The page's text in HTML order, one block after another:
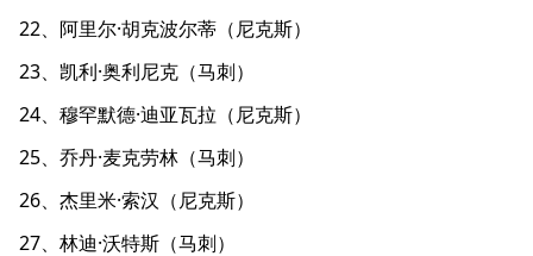
22、阿里尔·胡克波尔蒂（尼克斯）
23、凯利·奥利尼克（马刺）
24、穆罕默德·迪亚瓦拉（尼克斯）
25、乔丹·麦克劳林（马刺）
26、杰里米·索汉（尼克斯）
27、林迪·沃特斯（马刺）